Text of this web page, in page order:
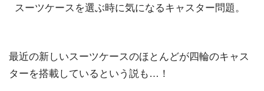
スーツケースを選ぶ時に気になるキャスター問題。
最近の新しいスーツケースのほとんどが四輪のキャス
ターを搭載しているという説も…！